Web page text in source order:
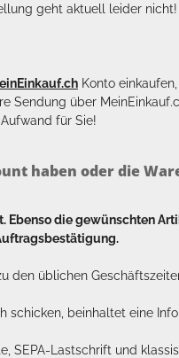
geht aktuell leider nicht!
Konto
Sendung über
für Sie!
haben oder die
Ebenso die gewünschten
den üblichen
beinhaltet eine
Lastschrift und